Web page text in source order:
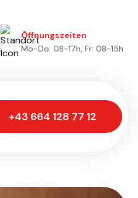
Öffnungszeiten
Mo-Do: 08-17h, Fr: 08-15h
+43 664 128 77 12